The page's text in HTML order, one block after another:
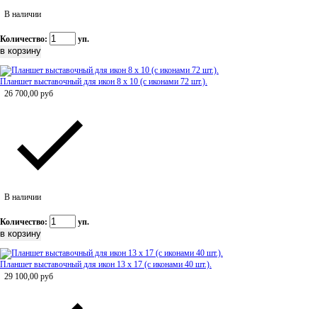
В наличии
Количество: уп.
Планшет выставочный для икон 8 х 10 (с иконами 72 шт.).
26 700,00 руб
В наличии
Количество: уп.
Планшет выставочный для икон 13 х 17 (с иконами 40 шт.).
29 100,00 руб